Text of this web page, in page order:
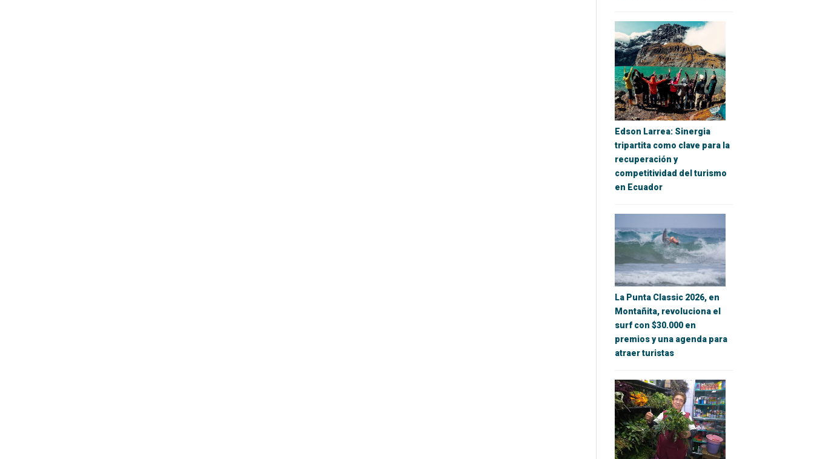
Edson Larrea: Sinergia
tripartita como clave para la
recuperación y
competitividad del turismo
en Ecuador
La Punta Classic 2026, en
Montañita, revoluciona el
surf con $30.000 en
premios y una agenda para
atraer turistas